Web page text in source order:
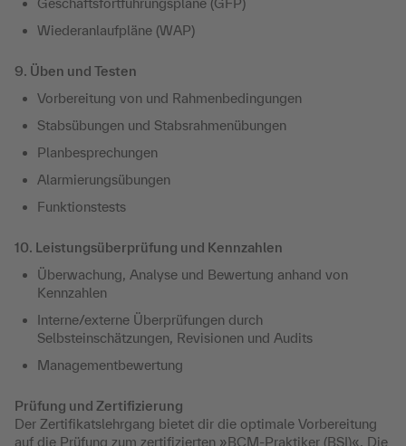
Geschäftsfortführungspläne (GFP)
Wiederanlaufpläne (WAP)
9. Üben und Testen
Vorbereitung von und Rahmenbedingungen
Stabsübungen und Stabsrahmenübungen
Planbesprechungen
Alarmierungsübungen
Funktionstests
10. Leistungsüberprüfung und Kennzahlen
Überwachung, Analyse und Bewertung anhand von
Kennzahlen
Interne/externe Überprüfungen durch
Selbsteinschätzungen, Revisionen und Audits
Managementbewertung
Prüfung und Zertifizierung
Der Zertifikatslehrgang bietet dir die optimale Vorbereitung
auf die Prüfung zum zertifizierten »BCM-Praktiker (BSI)«. Die